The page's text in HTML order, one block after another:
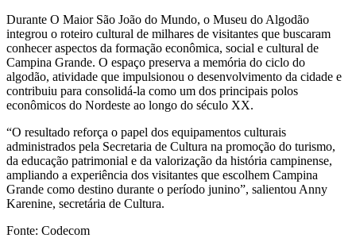
Durante O Maior São João do Mundo, o Museu do Algodão
integrou o roteiro cultural de milhares de visitantes que buscaram
conhecer aspectos da formação econômica, social e cultural de
Campina Grande. O espaço preserva a memória do ciclo do
algodão, atividade que impulsionou o desenvolvimento da cidade e
contribuiu para consolidá-la como um dos principais polos
econômicos do Nordeste ao longo do século XX.
“O resultado reforça o papel dos equipamentos culturais
administrados pela Secretaria de Cultura na promoção do turismo,
da educação patrimonial e da valorização da história campinense,
ampliando a experiência dos visitantes que escolhem Campina
Grande como destino durante o período junino”, salientou Anny
Karenine, secretária de Cultura.
Fonte: Codecom